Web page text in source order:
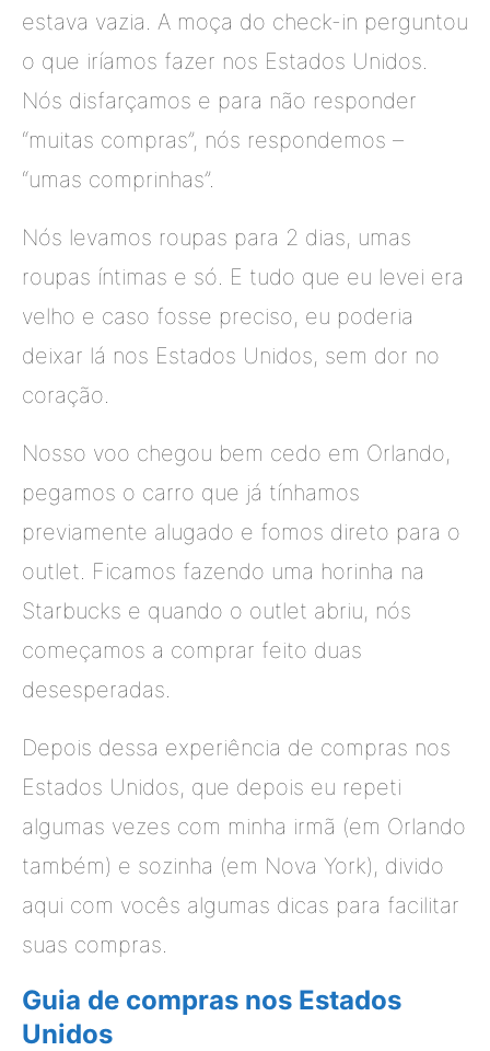
estava vazia. A moça do check-in perguntou
o que iríamos fazer nos Estados Unidos.
Nós disfarçamos e para não responder
“muitas compras”, nós respondemos –
“umas comprinhas”.
Nós levamos roupas para 2 dias, umas
roupas íntimas e só. E tudo que eu levei era
velho e caso fosse preciso, eu poderia
deixar lá nos Estados Unidos, sem dor no
coração.
Nosso voo chegou bem cedo em Orlando,
pegamos o carro que já tínhamos
previamente alugado e fomos direto para o
outlet. Ficamos fazendo uma horinha na
Starbucks e quando o outlet abriu, nós
começamos a comprar feito duas
desesperadas.
Depois dessa experiência de compras nos
Estados Unidos, que depois eu repeti
algumas vezes com minha irmã (em Orlando
também) e sozinha (em Nova York), divido
aqui com vocês algumas dicas para facilitar
suas compras.
Guia de compras nos Estados
Unidos